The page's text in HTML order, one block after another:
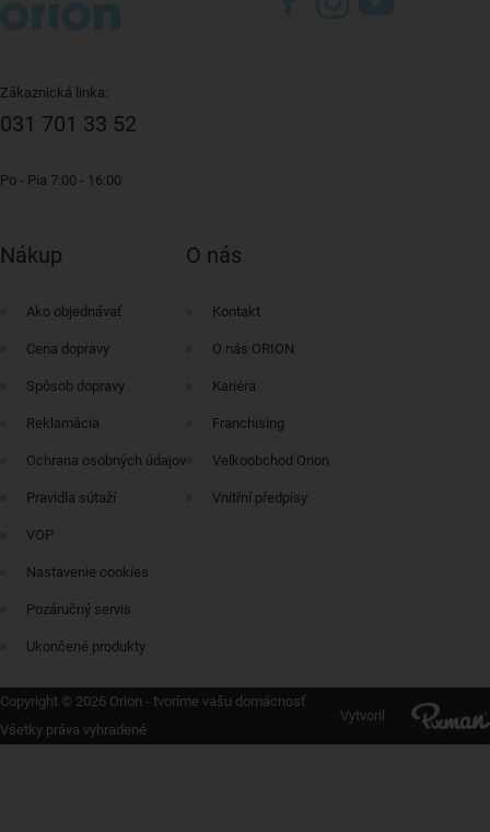
Zákaznická linka:
031 701 33 52
Po - Pia 7:00 - 16:00
Nákup
Ako objednávať
Cena dopravy
Spôsob dopravy
Reklamácia
Ochrana osobných údajov
Pravidla sútaží
VOP
Nastavenie cookies
Pozáručný servis
Ukončené produkty
O nás
Kontakt
O nás ORION
Kariéra
Franchising
Velkoobchod Orion
Vnitřní předpisy
Copyright © 2026 Orion - tvoríme vašu domácnosť
Všetky práva vyhradené
Vytvoril